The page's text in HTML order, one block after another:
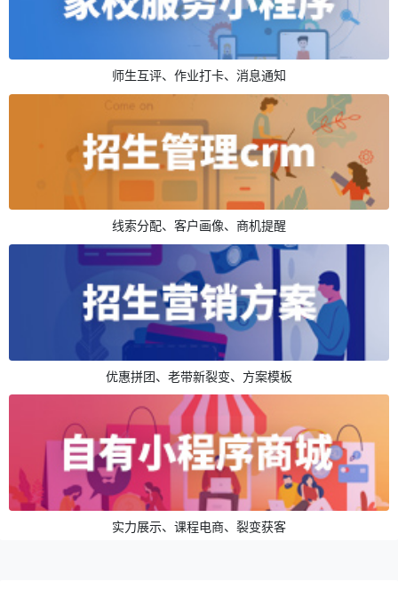
师生互评、作业打卡、消息通知
线索分配、客户画像、商机提醒
优惠拼团、老带新裂变、方案模板
实力展示、课程电商、裂变获客